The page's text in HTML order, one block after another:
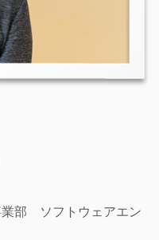
業部 ソフトウェアエン